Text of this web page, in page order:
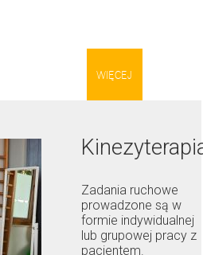
WIĘCEJ
Zadania ruchowe
prowadzone są w
formie indywidualnej
lub grupowej pracy z
pacjentem.